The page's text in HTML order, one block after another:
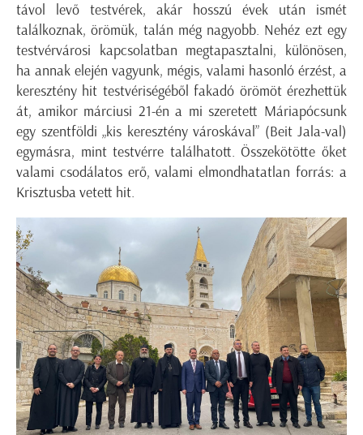
távol levő testvérek, akár hosszú évek után ismét
találkoznak, örömük, talán még nagyobb. Nehéz ezt egy
testvérvárosi kapcsolatban megtapasztalni, különösen,
ha annak elején vagyunk, mégis, valami hasonló érzést, a
keresztény hit testvériségéből fakadó örömöt érezhettük
át, amikor márciusi 21-én a mi szeretett Máriapócsunk
egy szentföldi „kis keresztény városkával” (Beit Jala-val)
egymásra, mint testvérre találhatott. Összekötötte őket
valami csodálatos erő, valami elmondhatatlan forrás: a
Krisztusba vetett hit.